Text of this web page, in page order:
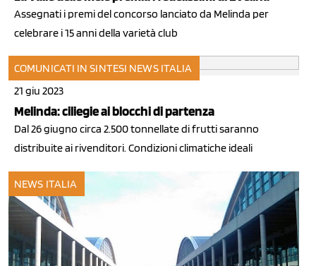
Assegnati i premi del concorso lanciato da Melinda per
celebrare i 15 anni della varietà club
COMUNICATI IN SINTESI NEWS ITALIA
21 giu 2023
Melinda: ciliegie ai blocchi di partenza
Dal 26 giugno circa 2.500 tonnellate di frutti saranno
distribuite ai rivenditori. Condizioni climatiche ideali
NEWS ITALIA